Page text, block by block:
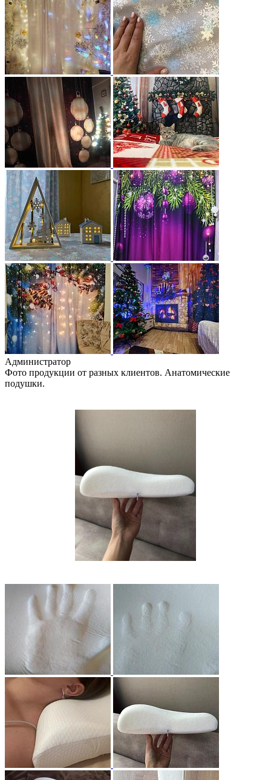
Администратор
Фото продукции от разных клиентов. Анатомические
подушки.